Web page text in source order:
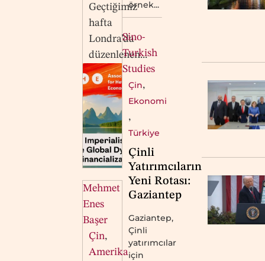
Geçtiğimiz
hafta
Londra’da
düzenlenen...
Mehmet
Enes
Başer
Çin,
Amerika
örnek...
Sino-
Turkish
Studies
Çin,
Ekonomi
,
Türkiye
Çinli
Yatırımcıların
Yeni Rotası:
Gaziantep
Gaziantep,
Çinli
yatırımcılar
için